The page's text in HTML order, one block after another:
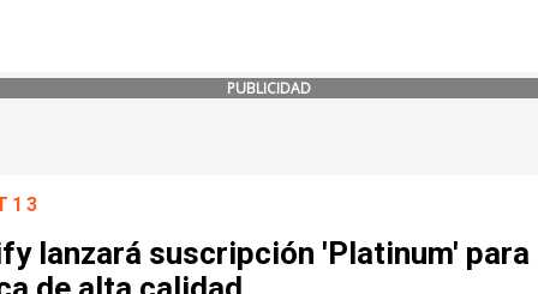
PUBLICIDAD
lanzará suscripción 'Platinum' para